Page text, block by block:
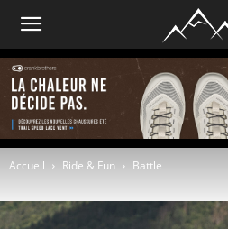
Accueil Ride & Fun Battle